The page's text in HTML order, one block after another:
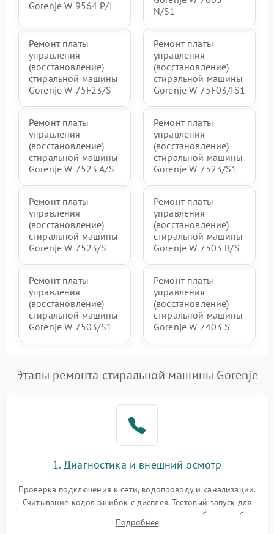
Gorenje W 9564 P/I
N/S1
Ремонт платы
управления
(восстановление)
стиральной машины
Gorenje W 75F23/S
Ремонт платы
управления
(восстановление)
стиральной машины
Gorenje W 75F03/IS1
Ремонт платы
управления
(восстановление)
стиральной машины
Gorenje W 7523 A/S
Ремонт платы
управления
(восстановление)
стиральной машины
Gorenje W 7523/S1
Ремонт платы
управления
(восстановление)
стиральной машины
Gorenje W 7523/S
Ремонт платы
управления
(восстановление)
стиральной машины
Gorenje W 7503 B/S
Ремонт платы
управления
(восстановление)
стиральной машины
Gorenje W 7503/S1
Ремонт платы
управления
(восстановление)
стиральной машины
Gorenje W 7403 S
Этапы ремонта стиральной машины Gorenje
1. Диагностика и внешний осмотр
Проверка подключения к сети, водопроводу и канализации.
Считывание кодов ошибок с дисплея. Тестовый запуск для
выявления посторонних шумов, протечек или сбоев в работе
электронного модуля управления.
Подробнее